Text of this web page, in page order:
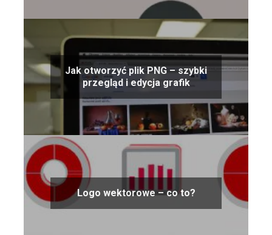
Jak otworzyć plik PNG – szybki
przegląd i edycja grafik
Logo wektorowe – co to?